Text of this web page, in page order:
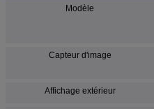
Modèle
Capteur d'image
Affichage extérieur